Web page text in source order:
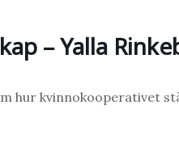
– Yalla
hur kvinnokooperativet